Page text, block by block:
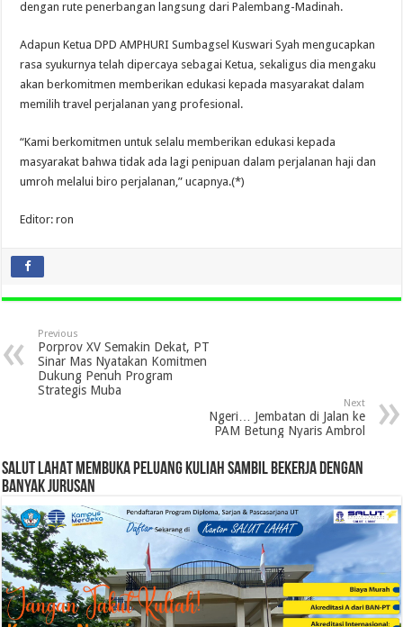
dengan rute penerbangan langsung dari Palembang-Madinah.
Adapun Ketua DPD AMPHURI Sumbagsel Kuswari Syah mengucapkan
rasa syukurnya telah dipercaya sebagai Ketua, sekaligus dia mengaku
akan berkomitmen memberikan edukasi kepada masyarakat dalam
memilih travel perjalanan yang profesional.
“Kami berkomitmen untuk selalu memberikan edukasi kepada
masyarakat bahwa tidak ada lagi penipuan dalam perjalanan haji dan
umroh melalui biro perjalanan,” ucapnya.(*)
Editor: ron
Previous
Porprov XV Semakin Dekat, PT
Sinar Mas Nyatakan Komitmen
Dukung Penuh Program
Strategis Muba
Next
Ngeri… Jembatan di Jalan ke
PAM Betung Nyaris Ambrol
SALUT LAHAT MEMBUKA PELUANG KULIAH SAMBIL BEKERJA DENGAN
BANYAK JURUSAN